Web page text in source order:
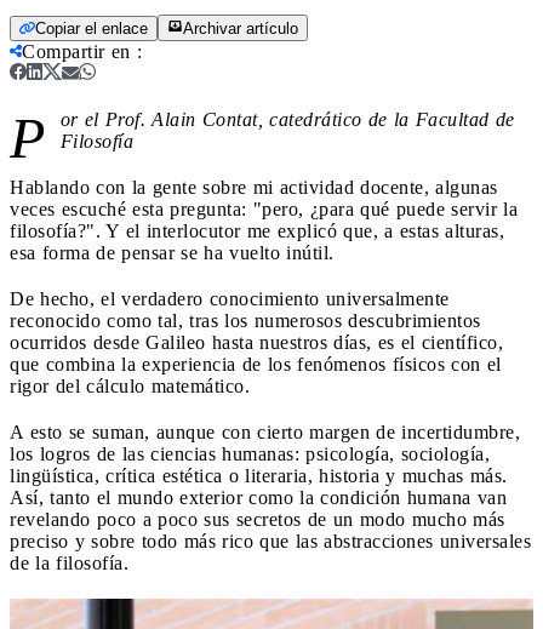
Copiar el enlace Archivar artículo
Compartir en :
P
or el Prof. Alain Contat, catedrático de la Facultad de
Filosofía
Hablando con la gente sobre mi actividad docente, algunas
veces escuché esta pregunta: "pero, ¿para qué puede servir la
filosofía?". Y el interlocutor me explicó que, a estas alturas,
esa forma de pensar se ha vuelto inútil.
De hecho, el verdadero conocimiento universalmente
reconocido como tal, tras los numerosos descubrimientos
ocurridos desde Galileo hasta nuestros días, es el científico,
que combina la experiencia de los fenómenos físicos con el
rigor del cálculo matemático.
A esto se suman, aunque con cierto margen de incertidumbre,
los logros de las ciencias humanas: psicología, sociología,
lingüística, crítica estética o literaria, historia y muchas más.
Así, tanto el mundo exterior como la condición humana van
revelando poco a poco sus secretos de un modo mucho más
preciso y sobre todo más rico que las abstracciones universales
de la filosofía.